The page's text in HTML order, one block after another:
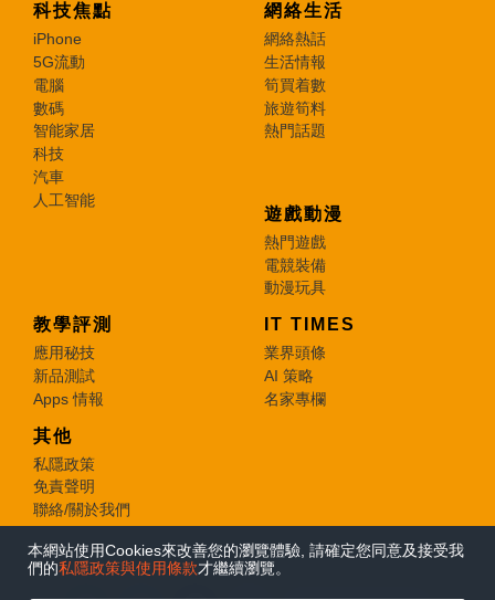
科技焦點
iPhone
5G流動
電腦
數碼
智能家居
科技
汽車
人工智能
網絡生活
網絡熱話
生活情報
筍買着數
旅遊筍料
熱門話題
遊戲動漫
熱門遊戲
電競裝備
動漫玩具
教學評測
應用秘技
新品測試
Apps 情報
IT TIMES
業界頭條
AI 策略
名家專欄
其他
私隱政策
免責聲明
聯絡/關於我們
© 2026 e-zone. All Rights Reserved.
本網站使用Cookies來改善您的瀏覽體驗, 請確定您同意及接受我
們的私隱政策與使用條款才繼續瀏覽。